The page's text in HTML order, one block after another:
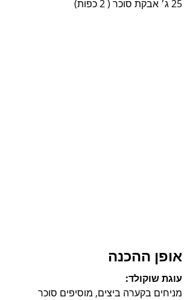
25 ג׳ אבקת סוכר ( 2 כפות)
אופן ההכנה
עוגת שוקולד:
מניחים בקערה ביצים, מוסיפים סוכר